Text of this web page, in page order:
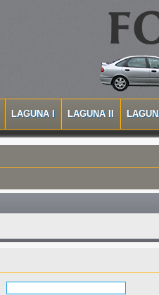
LAGUNA I LAGUNA II